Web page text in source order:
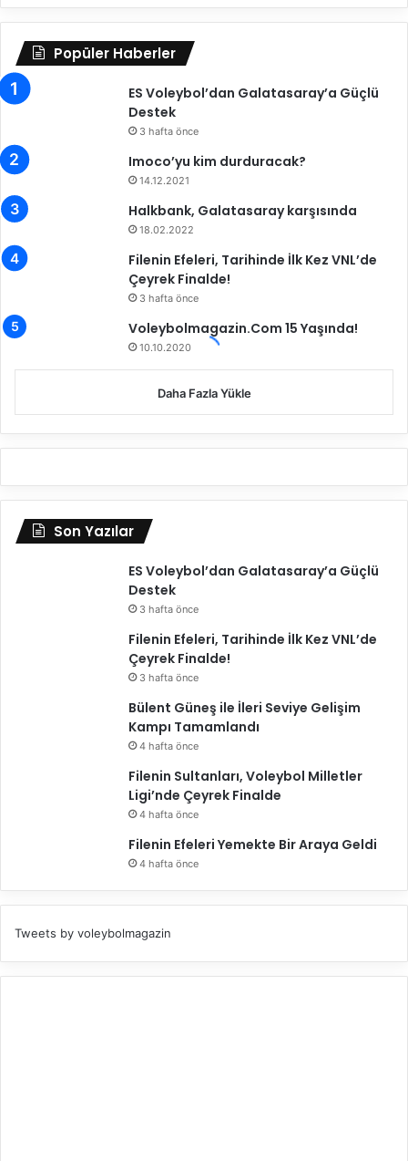
V
e
e
o
z
a
e
a
z
l
k
m
ı
Popüler Haberler
ES Voleybol’dan Galatasaray’a Güçlü
Destek
3 hafta önce
Imoco’yu kim durduracak?
14.12.2021
Halkbank, Galatasaray karşısında
18.02.2022
Filenin Efeleri, Tarihinde İlk Kez VNL’de
Çeyrek Finalde!
3 hafta önce
Voleybolmagazin.Com 15 Yaşında!
10.10.2020
Daha Fazla Yükle
Son Yazılar
ES Voleybol’dan Galatasaray’a Güçlü
Destek
3 hafta önce
Filenin Efeleri, Tarihinde İlk Kez VNL’de
Çeyrek Finalde!
3 hafta önce
Bülent Güneş ile İleri Seviye Gelişim
Kampı Tamamlandı
4 hafta önce
Filenin Sultanları, Voleybol Milletler
Ligi’nde Çeyrek Finalde
4 hafta önce
Filenin Efeleri Yemekte Bir Araya Geldi
4 hafta önce
Tweets by voleybolmagazin